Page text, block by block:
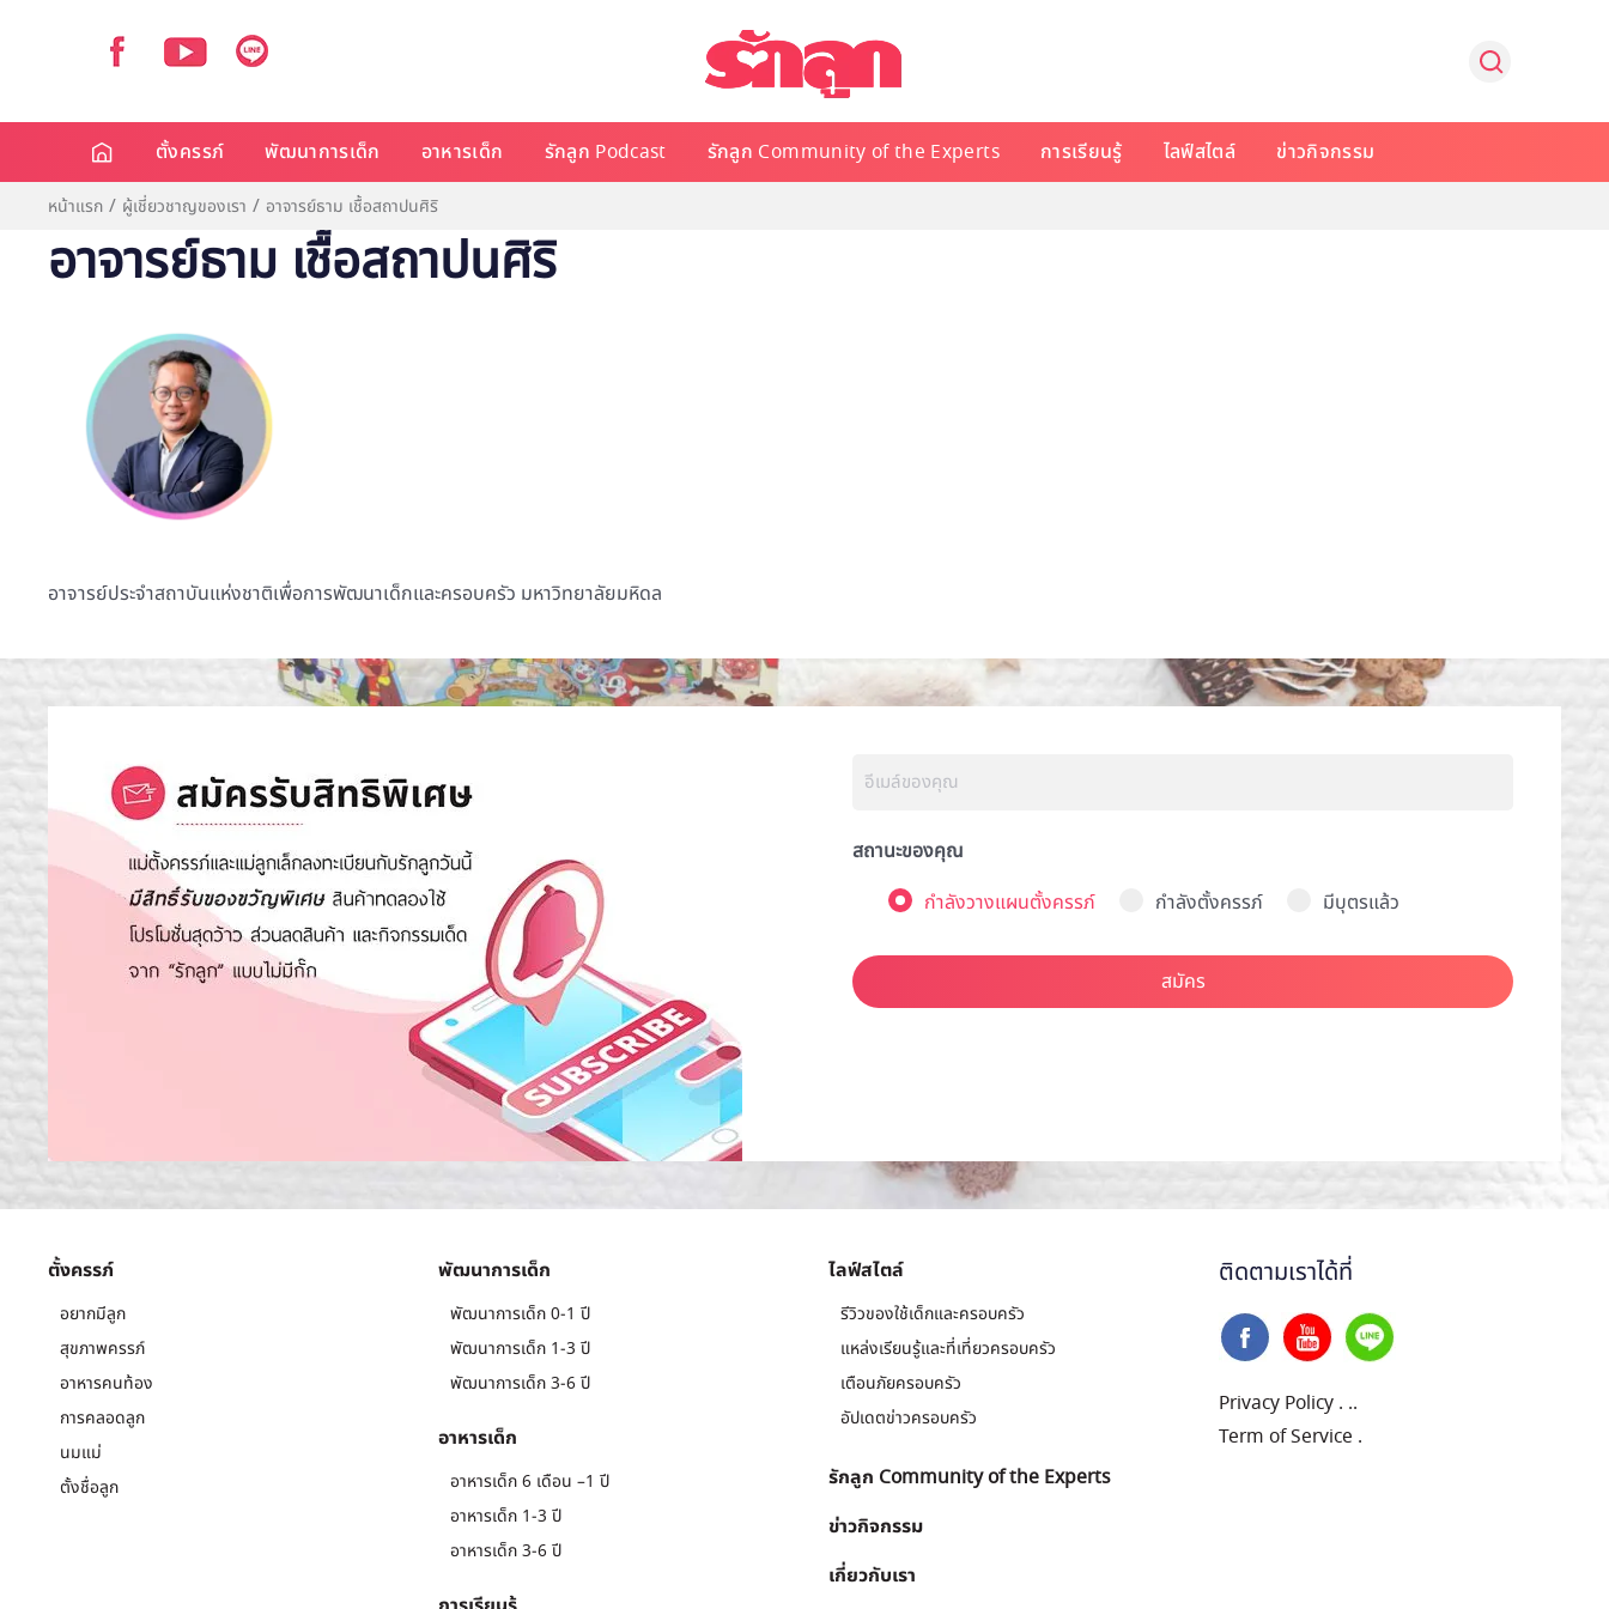
ตั้งครรภ์ พัฒนาการเด็ก อาหารเด็ก รักลูก Podcast รักลูก Community of the Experts การเรียนรู้ ไลฟ์สไตล์ ข่าวกิจกรรม
หน้าแรก ผู้เชี่ยวชาญของเรา อาจารย์ธาม เชื้อสถาปนศิริ
อาจารย์ธาม เชื้อสถาปนศิริ
อาจารย์ประจำสถาบันแห่งชาติเพื่อการพัฒนาเด็กและครอบครัว มหาวิทยาลัยมหิดล
สถานะของคุณ
กำลังวางแผนตั้งครรภ์
กำลังตั้งครรภ์ มีบุตรแล้ว
สมัคร
ตั้งครรภ์
อยากมีลูก
สุขภาพครรภ์
อาหารคนท้อง
การคลอดลูก
นมแม่
ตั้งชื่อลูก
พัฒนาการเด็ก
พัฒนาการเด็ก 0-1 ปี
พัฒนาการเด็ก 1-3 ปี
พัฒนาการเด็ก 3-6 ปี
อาหารเด็ก
อาหารเด็ก 6 เดือน –1 ปี
อาหารเด็ก 1-3 ปี
อาหารเด็ก 3-6 ปี
ไลฟ์สไตล์
รีวิวของใช้เด็กและครอบครัว
แหล่งเรียนรู้และที่เที่ยวครอบครัว
เตือนภัยครอบครัว
อัปเดตข่าวครอบครัว
รักลูก Community of the Experts
ข่าวกิจกรรม
เกี่ยวกับเรา
ติดตามเราได้ที่
Privacy Policy . ..
Term of Service .